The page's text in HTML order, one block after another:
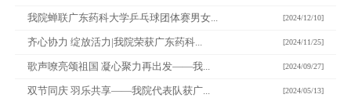
我院蝉联广东药科大学乒乓球团体赛男女... [2024/12/10]
齐心协力 绽放活力|我院荣获广东药科... [2024/11/25]
歌声嘹亮颂祖国 凝心聚力再出发——我... [2024/09/27]
双节同庆 羽乐共享——我院代表队获广... [2024/05/13]